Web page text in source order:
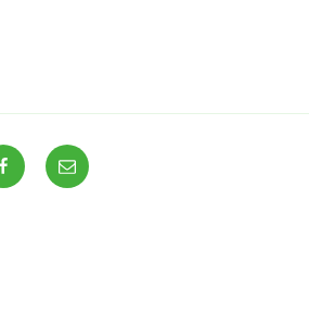
Facebook
E-
mail